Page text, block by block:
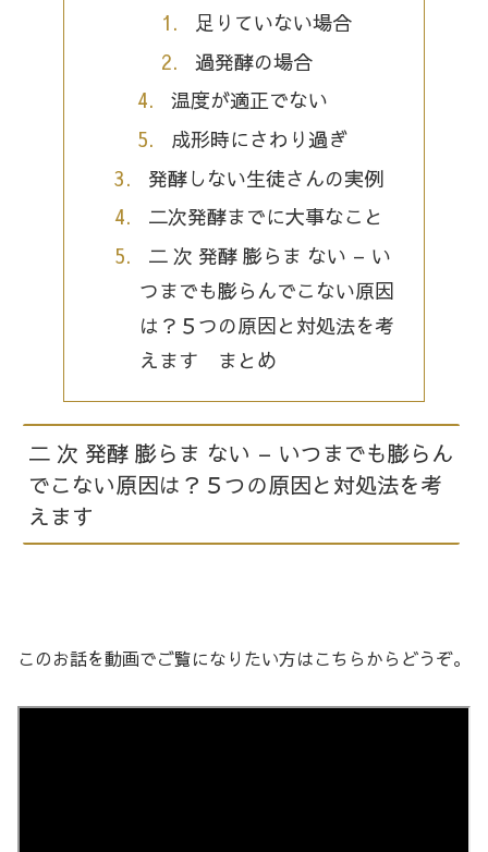
足りていない場合
過発酵の場合
温度が適正でない
成形時にさわり過ぎ
発酵しない生徒さんの実例
二次発酵までに大事なこと
二 次 発酵 膨らま ない – い
つまでも膨らんでこない原因
は？５つの原因と対処法を考
えます まとめ
二 次 発酵 膨らま ない – いつまでも膨らん
でこない原因は？５つの原因と対処法を考
えます
このお話を動画でご覧になりたい方はこちらからどうぞ。